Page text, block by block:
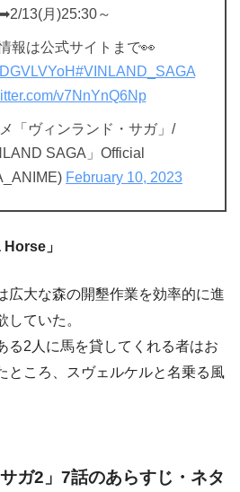
➡2/13(月)25:30～
報は公式サイトまで👀
#VINLAND_SAGA
v7NnYnQ6Np
「ヴィンランド・サガ」/
SAGA」Official
February 10, 2023
Horse」
広大な森の開墾作業を効率的に進
ていた。
る2人に馬を貸してくれる者はお
ところ、スヴェルケルと名乗る風
ガ2」7話のあらすじ・ネタ